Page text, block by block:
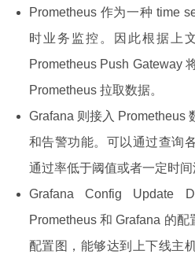
Prometheus 作为一种 time
时业务监控。因此根据上
Prometheus Push Gateway
Prometheus 拉取数据。
Grafana 则接入 Prometheus
和告警功能。可以通过查询
通过率低于阈值或者一定时间
Grafana Config
Prometheus 和 Grafana 的
配置图，能够达到上下线主